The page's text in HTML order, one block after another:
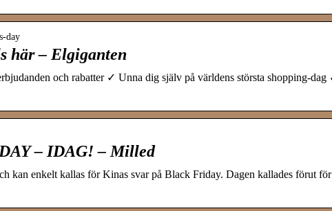
day
här – Elgiganten
och rabatter ✓ Unna dig själv på världens största shopping-
– IDAG! – Milled
kan enkelt kallas för Kinas svar på Black Friday. Dagen kallades förut